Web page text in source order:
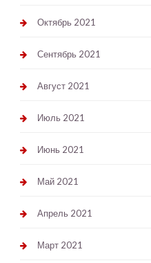
Октябрь 2021
Сентябрь 2021
Август 2021
Июль 2021
Июнь 2021
Май 2021
Апрель 2021
Март 2021